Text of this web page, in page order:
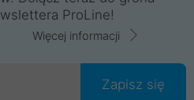
ProLine!
Więcej informacji
Zapisz się